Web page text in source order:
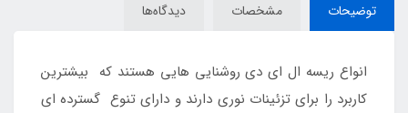
توضیحات مشخصات دیدگاه‌ها
انواع ریسه ال ای دی روشنایی هایی هستند که بیشترین
کاربرد را برای تزئینات نوری دارند و دارای تنوع گسترده ای